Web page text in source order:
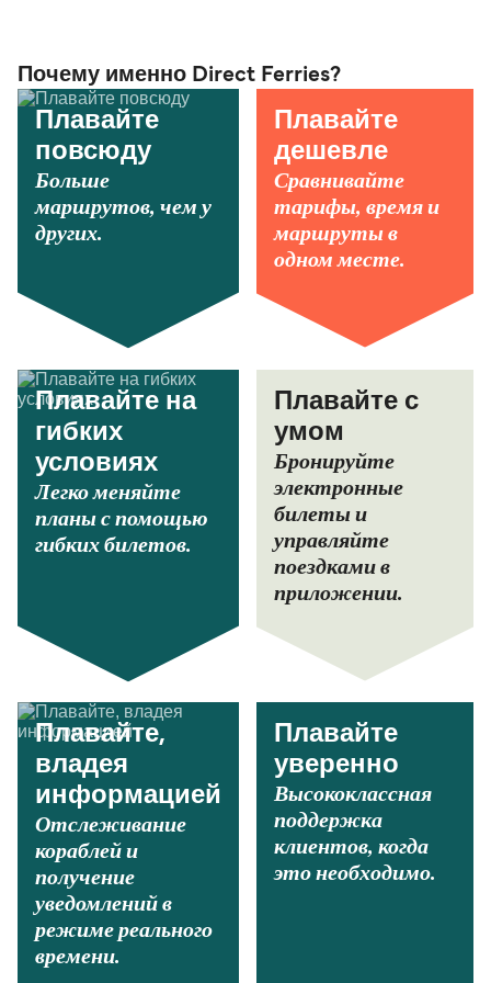
Почему именно Direct Ferries?
Плавайте
повсюду
Больше
маршрутов, чем у
других.
Плавайте
дешевле
Сравнивайте
тарифы, время и
маршруты в
одном месте.
Плавайте на
гибких
условиях
Легко меняйте
планы с помощью
гибких билетов.
Плавайте с
умом
Бронируйте
электронные
билеты и
управляйте
поездками в
приложении.
Плавайте,
владея
информацией
Отслеживание
кораблей и
получение
уведомлений в
режиме реального
времени.
Плавайте
уверенно
Высококлассная
поддержка
клиентов, когда
это необходимо.